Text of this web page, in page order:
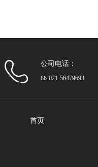
公司电话：
86-021-56479693
首页